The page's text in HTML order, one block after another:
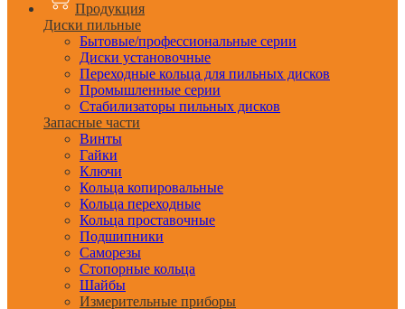
Продукция
Диски пильные
Бытовые/профессиональные серии
Диски установочные
Переходные кольца для пильных дисков
Промышленные серии
Стабилизаторы пильных дисков
Запасные части
Винты
Гайки
Ключи
Кольца копировальные
Кольца переходные
Кольца проставочные
Подшипники
Саморезы
Стопорные кольца
Шайбы
Измерительные приборы